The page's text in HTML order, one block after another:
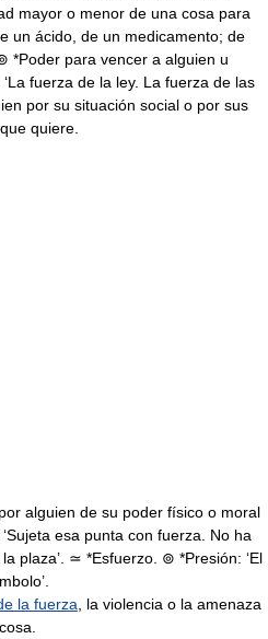
mayor o menor de una cosa para
un ácido, de un medicamento; de
*Poder para vencer a alguien u
fuerza de la ley. La fuerza de las
por su situación social o por sus
quiere.
alguien de su poder físico o moral
esa punta con fuerza. No ha
plaza’. ≃ *Esfuerzo. ⊚ *Presión: ‘El
la fuerza , la violencia o la amenaza